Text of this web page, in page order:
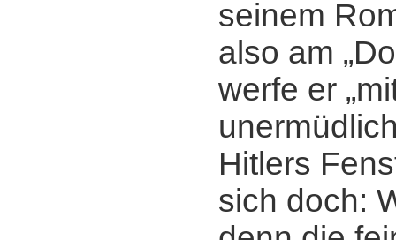
seinem
also am
werfe er
Hitlers
sich doch: